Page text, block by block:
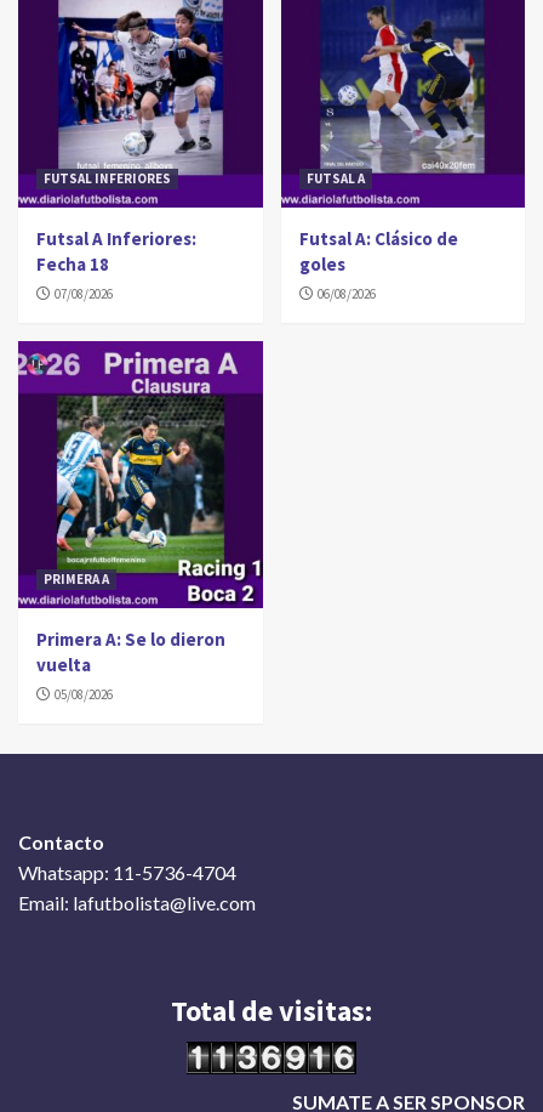
FUTSAL INFERIORES
Futsal A Inferiores:
Fecha 18
07/08/2026
FUTSAL A
Futsal A: Clásico de
goles
06/08/2026
PRIMERA A
Primera A: Se lo dieron
vuelta
05/08/2026
Contacto
Whatsapp: 11-5736-4704
Email: lafutbolista@live.com
Total de visitas:
SUMATE A SER SPONSOR